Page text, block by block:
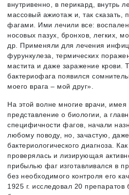
внутривенно, в перикард, внутрь
массовый ажиотаж и, так сказать,
фагами. Ими лечили все:
носовых пазух, бронхов, легких,
др. Применяли для лечения
фурункулеза, термических
мастита и даже заражение крови.
бактериофага появился
моего врага – мой друг».
На этой волне многие врачи, имея
представление о биологии, а
специфичности фагов, начали
любому поводу, но, зачастую, даже
бактериологического диагноза.
проверялась и лизирующая
прибылью фаг изготавливался в
без необходимого контроля его
1925 г. исследовал 20 препаратов